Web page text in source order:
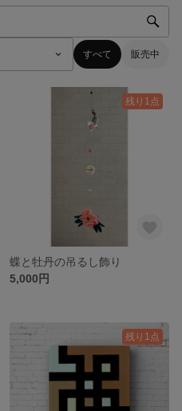
すべて 販売中
残り1点
蝶と牡丹の吊るし飾り
5,000円
残り1点